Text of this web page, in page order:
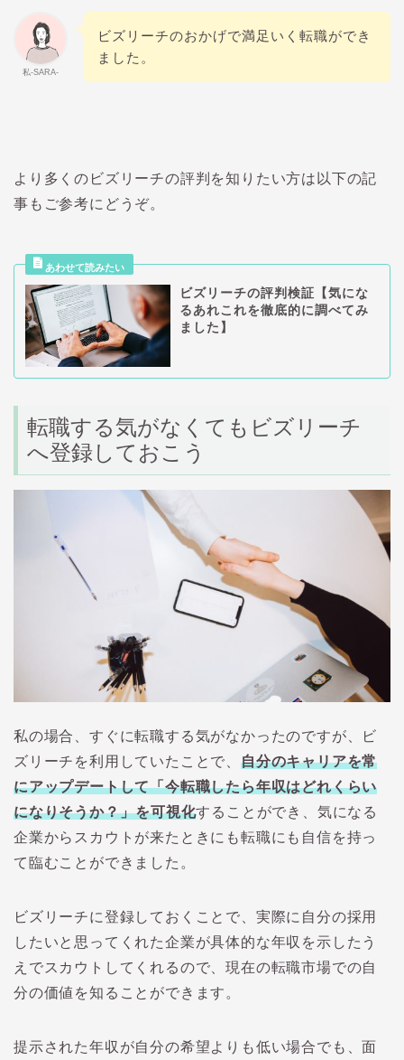
私-SARA-
ビズリーチのおかげで満足いく転職ができ
ました。
より多くのビズリーチの評判を知りたい方は以下の記
事もご参考にどうぞ。
ビズリーチの評判検証【気にな
るあれこれを徹底的に調べてみ
ました】
転職する気がなくてもビズリーチ
へ登録しておこう
私の場合、すぐに転職する気がなかったのですが、ビ
ズリーチを利用していたことで、 自分のキャリアを常
にアップデートして「今転職したら年収はどれくらい
になりそうか？」を可視化することができ、気になる
企業からスカウトが来たときにも転職にも自信を持っ
て臨むことができました。
ビズリーチに登録しておくことで、実際に自分の採用
したいと思ってくれた企業が具体的な年収を示したう
えでスカウトしてくれるので、現在の転職市場での自
分の価値を知ることができます。
提示された年収が自分の希望よりも低い場合でも、面